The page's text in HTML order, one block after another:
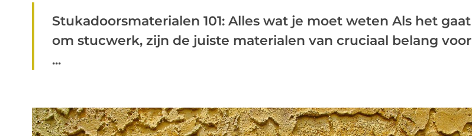
Stukadoorsmaterialen 101: Alles wat je moet weten Als het gaat
om stucwerk, zijn de juiste materialen van cruciaal belang voor
...